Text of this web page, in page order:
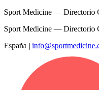
Sport Medicine — Directorio
Sport Medicine — Directorio
España |